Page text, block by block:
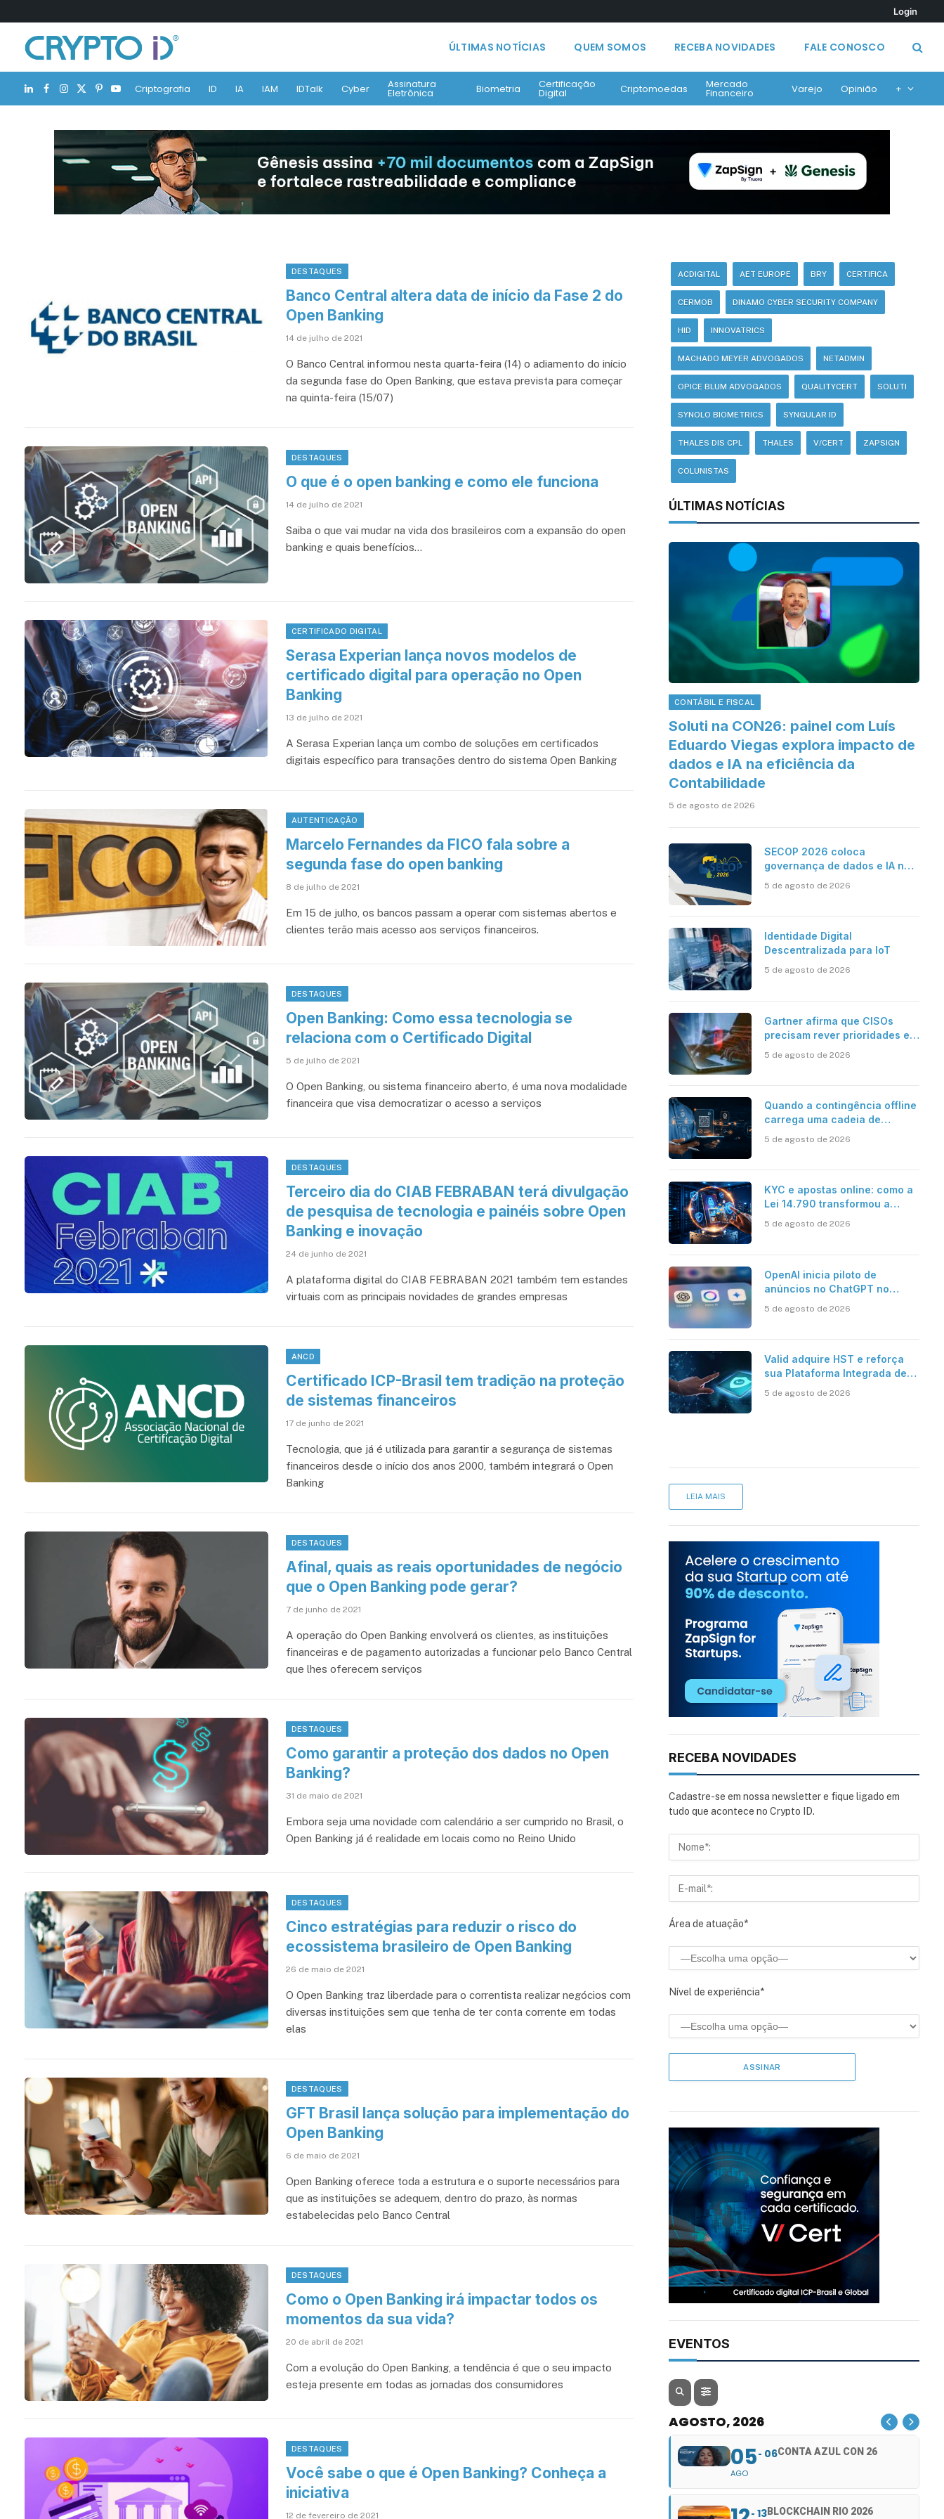
Login
ÚLTIMAS NOTÍCIAS QUEM SOMOS RECEBA NOVIDADES FALE CONOSCO
LinkedIn
Facebook
Instagram
X
(Twitter)
Pinterest
YouTubeCriptografia ID IA IAM IDTalk Cyber Assinatura
Eletrônica Biometria Certificação
Digital Criptomoedas Mercado
Financeiro Varejo Opinião +
DESTAQUES
Banco Central altera data de início da Fase 2 do
Open Banking
14 de julho de 2021
O Banco Central informou nesta quarta-feira (14) o adiamento do início
da segunda fase do Open Banking, que estava prevista para começar
na quinta-feira (15/07)
DESTAQUES
O que é o open banking e como ele funciona
14 de julho de 2021
Saiba o que vai mudar na vida dos brasileiros com a expansão do open
banking e quais benefícios…
CERTIFICADO DIGITAL
Serasa Experian lança novos modelos de
certificado digital para operação no Open
Banking
13 de julho de 2021
A Serasa Experian lança um combo de soluções em certificados
digitais específico para transações dentro do sistema Open Banking
AUTENTICAÇÃO
Marcelo Fernandes da FICO fala sobre a
segunda fase do open banking
8 de julho de 2021
Em 15 de julho, os bancos passam a operar com sistemas abertos e
clientes terão mais acesso aos serviços financeiros.
DESTAQUES
Open Banking: Como essa tecnologia se
relaciona com o Certificado Digital
5 de julho de 2021
O Open Banking, ou sistema financeiro aberto, é uma nova modalidade
financeira que visa democratizar o acesso a serviços
DESTAQUES
Terceiro dia do CIAB FEBRABAN terá divulgação
de pesquisa de tecnologia e painéis sobre Open
Banking e inovação
24 de junho de 2021
A plataforma digital do CIAB FEBRABAN 2021 também tem estandes
virtuais com as principais novidades de grandes empresas
ANCD
Certificado ICP-Brasil tem tradição na proteção
de sistemas financeiros
17 de junho de 2021
Tecnologia, que já é utilizada para garantir a segurança de sistemas
financeiros desde o início dos anos 2000, também integrará o Open
Banking
DESTAQUES
Afinal, quais as reais oportunidades de negócio
que o Open Banking pode gerar?
7 de junho de 2021
A operação do Open Banking envolverá os clientes, as instituições
financeiras e de pagamento autorizadas a funcionar pelo Banco Central
que lhes oferecem serviços
DESTAQUES
Como garantir a proteção dos dados no Open
Banking?
31 de maio de 2021
Embora seja uma novidade com calendário a ser cumprido no Brasil, o
Open Banking já é realidade em locais como no Reino Unido
DESTAQUES
Cinco estratégias para reduzir o risco do
ecossistema brasileiro de Open Banking
26 de maio de 2021
O Open Banking traz liberdade para o correntista realizar negócios com
diversas instituições sem que tenha de ter conta corrente em todas
elas
DESTAQUES
GFT Brasil lança solução para implementação do
Open Banking
6 de maio de 2021
Open Banking oferece toda a estrutura e o suporte necessários para
que as instituições se adequem, dentro do prazo, às normas
estabelecidas pelo Banco Central
DESTAQUES
Como o Open Banking irá impactar todos os
momentos da sua vida?
20 de abril de 2021
Com a evolução do Open Banking, a tendência é que o seu impacto
esteja presente em todas as jornadas dos consumidores
DESTAQUES
Você sabe o que é Open Banking? Conheça a
iniciativa
12 de fevereiro de 2021
ACDIGITAL AET EUROPE BRY CERTIFICA
CERMOB DINAMO CYBER SECURITY COMPANY
HID INNOVATRICS
MACHADO MEYER ADVOGADOS NETADMIN
OPICE BLUM ADVOGADOS QUALITYCERT SOLUTI
SYNOLO BIOMETRICS SYNGULAR ID
THALES DIS CPL THALES V/CERT ZAPSIGN
COLUNISTAS
ÚLTIMAS NOTÍCIAS
CONTÁBIL E FISCAL
Soluti na CON26: painel com Luís
Eduardo Viegas explora impacto de
dados e IA na eficiência da
Contabilidade
5 de agosto de 2026
SECOP 2026 coloca
governança de dados e IA no
5 de agosto de 2026
Identidade Digital
Descentralizada para IoT
5 de agosto de 2026
Gartner afirma que CISOs
precisam rever prioridades em
enfrentar os desafios
5 de agosto de 2026
Quando a contingência offline
carrega uma cadeia de
5 de agosto de 2026
KYC e apostas online: como a
Lei 14.790 transformou a
mercado brasileiro
5 de agosto de 2026
OpenAI inicia piloto de
anúncios no ChatGPT no
5 de agosto de 2026
Valid adquire HST e reforça
sua Plataforma Integrada de
5 de agosto de 2026
LEIA MAIS
RECEBA NOVIDADES
Cadastre-se em nossa newsletter e fique ligado em
tudo que acontece no Crypto ID.
Área de atuação*
Nível de experiência*
EVENTOS
AGOSTO, 2026
05
AGO
06CONTA AZUL CON 26
13BLOCKCHAIN RIO 2026